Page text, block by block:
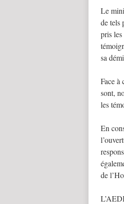
Le
de tels
pris les
sa
Face à
sont,
les
En
de